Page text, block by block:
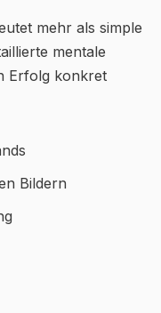
mehr als simple
mentale
Erfolg konkret
Bildern